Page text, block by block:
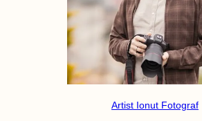
Artist Ionut Fotograf